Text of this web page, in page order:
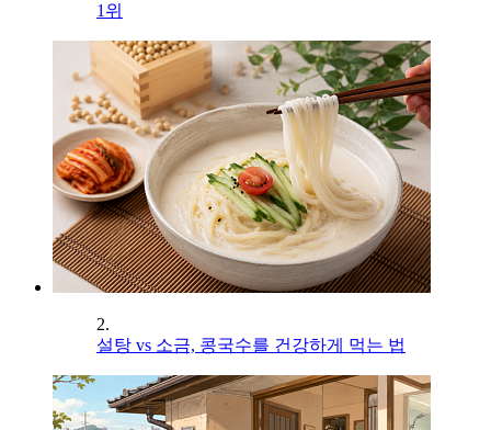
1위
2.
설탕 vs 소금, 콩국수를 건강하게 먹는 법